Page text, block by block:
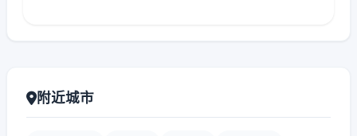
附近城市